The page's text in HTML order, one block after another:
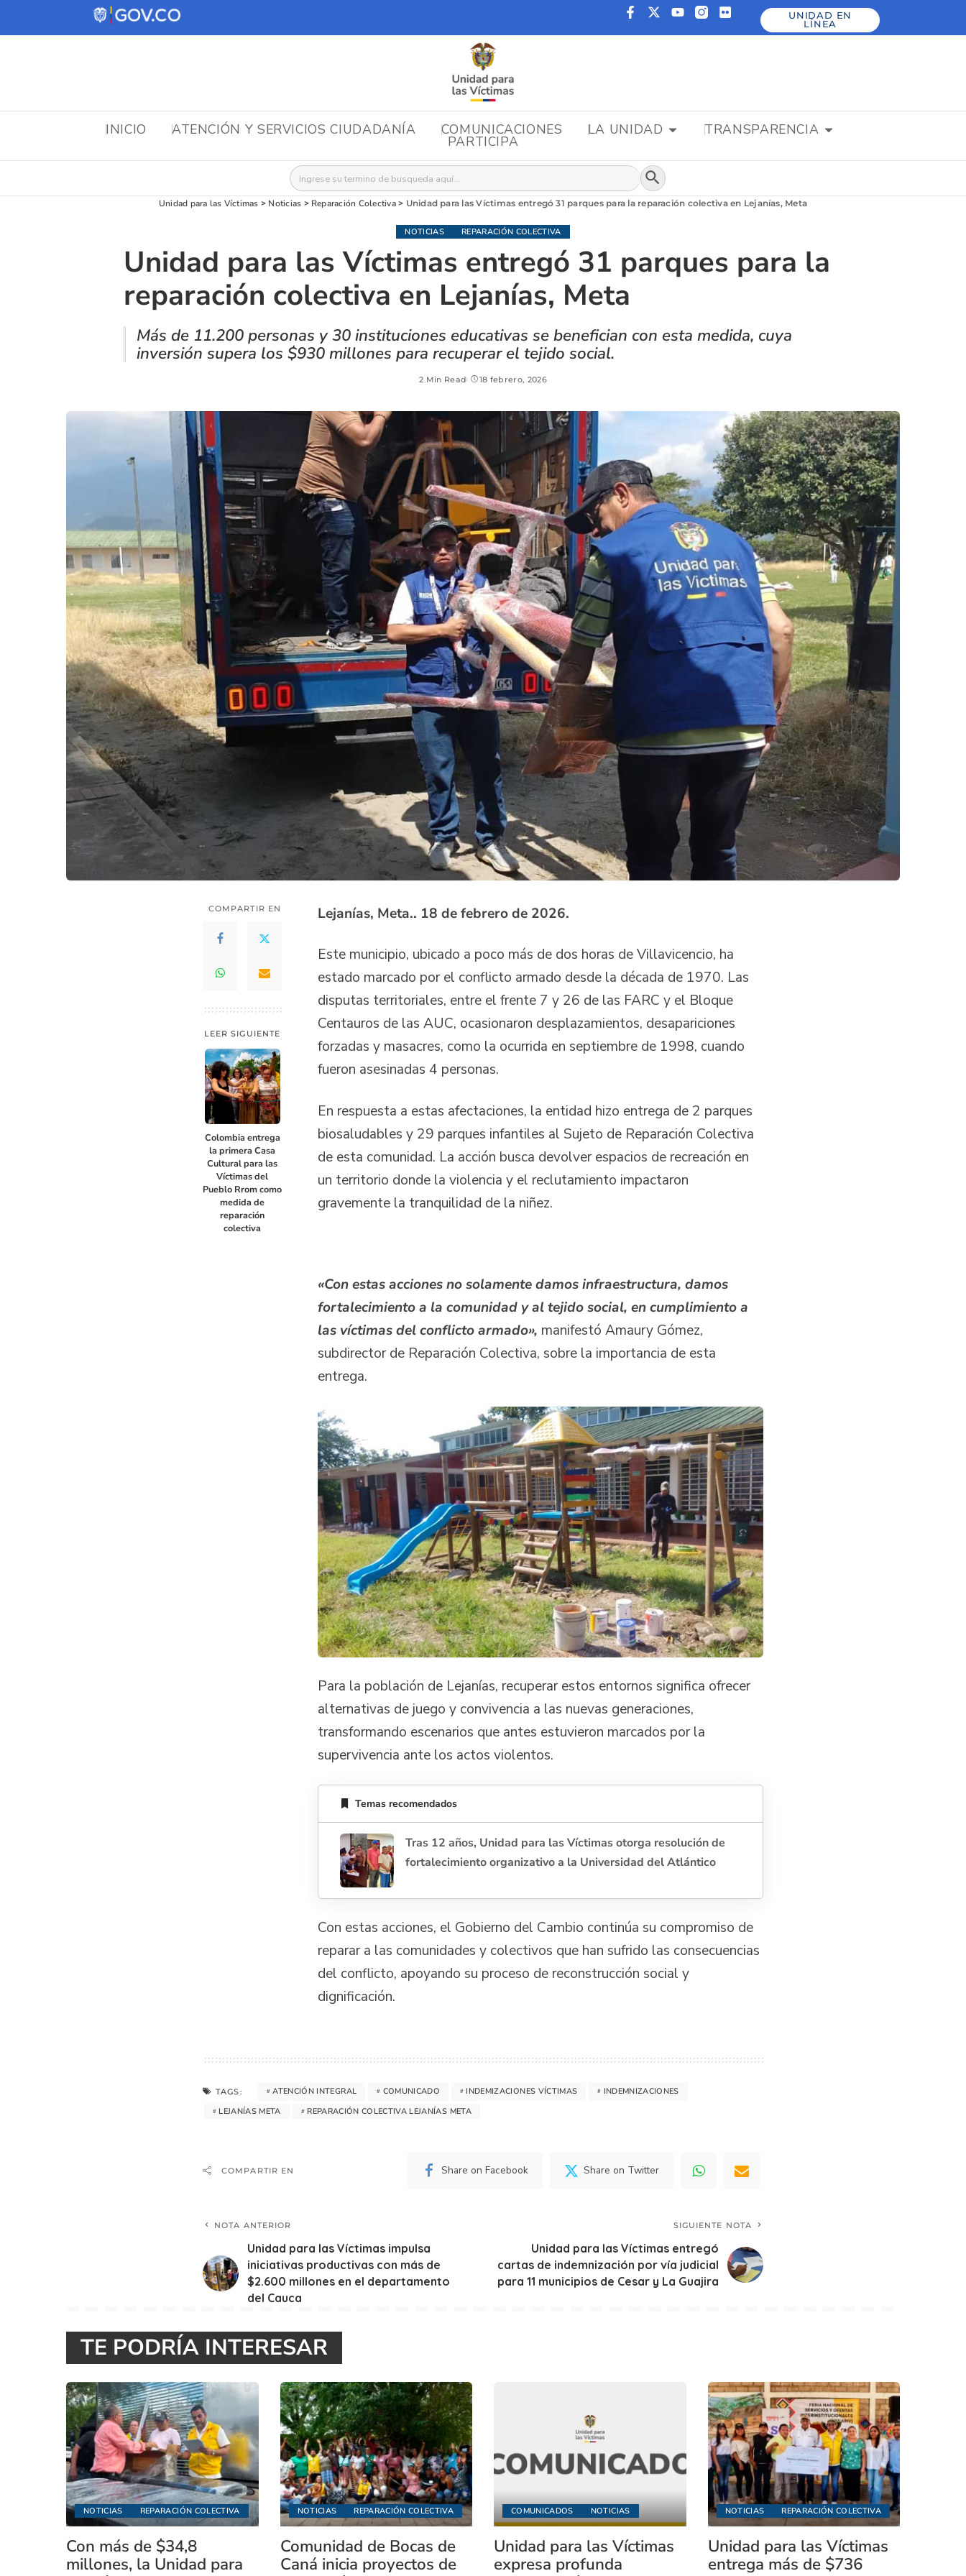
UNIDAD EN
LÍNEA
INICIO ATENCIÓN Y SERVICIOS CIUDADANÍA COMUNICACIONES LA UNIDAD TRANSPARENCIA
PARTICIPA
Buscar: Botón de búsqueda
Unidad para las Víctimas > Noticias > Reparación Colectiva> Unidad para las Víctimas entregó 31 parques para la reparación colectiva en Lejanías, Meta
NOTICIAS REPARACIÓN COLECTIVA
Unidad para las Víctimas entregó 31 parques para la
reparación colectiva en Lejanías, Meta
Más de 11.200 personas y 30 instituciones educativas se benefician con esta medida, cuya
inversión supera los $930 millones para recuperar el tejido social.
2 Min Read 18 febrero, 2026
COMPARTIR EN
LEER SIGUIENTE
Colombia entrega
la primera Casa
Cultural para las
Víctimas del
Pueblo Rrom como
medida de
reparación
colectiva
Lejanías, Meta.. 18 de febrero de 2026.
Este municipio, ubicado a poco más de dos horas de Villavicencio, ha
estado marcado por el conflicto armado desde la década de 1970. Las
disputas territoriales, entre el frente 7 y 26 de las FARC y el Bloque
Centauros de las AUC, ocasionaron desplazamientos, desapariciones
forzadas y masacres, como la ocurrida en septiembre de 1998, cuando
fueron asesinadas 4 personas.
En respuesta a estas afectaciones, la entidad hizo entrega de 2 parques
biosaludables y 29 parques infantiles al Sujeto de Reparación Colectiva
de esta comunidad. La acción busca devolver espacios de recreación en
un territorio donde la violencia y el reclutamiento impactaron
gravemente la tranquilidad de la niñez.
«Con estas acciones no solamente damos infraestructura, damos
fortalecimiento a la comunidad y al tejido social, en cumplimiento a
las víctimas del conflicto armado», manifestó Amaury Gómez,
subdirector de Reparación Colectiva, sobre la importancia de esta
entrega.
Para la población de Lejanías, recuperar estos entornos significa ofrecer
alternativas de juego y convivencia a las nuevas generaciones,
transformando escenarios que antes estuvieron marcados por la
supervivencia ante los actos violentos.
Temas recomendados
Tras 12 años, Unidad para las Víctimas otorga resolución de
fortalecimiento organizativo a la Universidad del Atlántico
Con estas acciones, el Gobierno del Cambio continúa su compromiso de
reparar a las comunidades y colectivos que han sufrido las consecuencias
del conflicto, apoyando su proceso de reconstrucción social y
dignificación.
TAGS: ATENCIÓN INTEGRAL COMUNICADO INDEMIZACIONES VÍCTIMAS
INDEMNIZACIONES
LEJANÍAS META
REPARACIÓN COLECTIVA LEJANÍAS META
COMPARTIR EN Share on Facebook Share on Twitter
NOTA ANTERIOR
Unidad para las Víctimas impulsa
iniciativas productivas con más de
$2.600 millones en el departamento
del Cauca
SIGUIENTE NOTA
Unidad para las Víctimas entregó
cartas de indemnización por vía judicial
para 11 municipios de Cesar y La Guajira
TE PODRÍA INTERESAR
NOTICIAS REPARACIÓN COLECTIVA
Con más de $34,8
millones, la Unidad para
NOTICIAS REPARACIÓN COLECTIVA
Comunidad de Bocas de
Caná inicia proyectos de
COMUNICADOS NOTICIAS
Unidad para las Víctimas
expresa profunda
NOTICIAS REPARACIÓN COLECTIVA
Unidad para las Víctimas
entrega más de $736